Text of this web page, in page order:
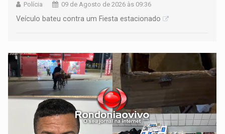
Polícia 09 de Agosto de 2026 às 09:36
Veículo bateu contra um Fiesta estacionado